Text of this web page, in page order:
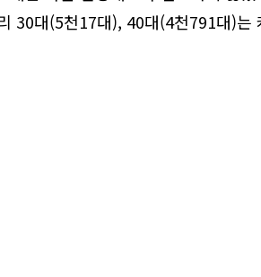
30대(5천17대), 40대(4천791대)는